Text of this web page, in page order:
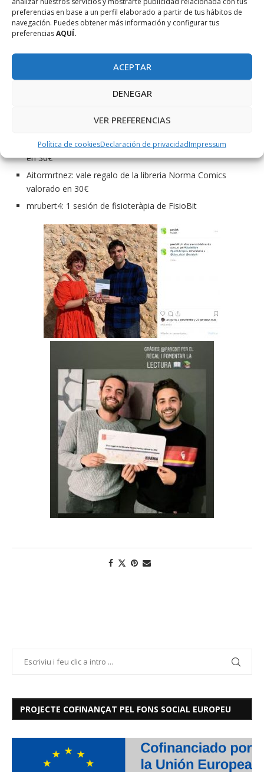
preferencias en base a un perfil elaborado a partir de tus hábitos de
navegación. Puedes obtener más información y configurar tus
preferenciasAQUÍ.
ACEPTAR
DENEGAR
VER PREFERENCIAS
Política de cookiesDeclaración de privacidadImpressum
Con motivo del concurso organizado por la Fundación Bit por
el Día del Libro a través de sus redes sociales (Twitter,
sorteo entre todos los comentarios publicados y que ha
tenido como ganadores los siguientes participantes :
blau_alice: 1 ejemplar del libro «Cine Ludens. 50 diálogos
stelarh: vale regalo de la libreria Norma Comics valorado
en 30€
Aitormrtnez: vale regalo de la libreria Norma Comics
valorado en 30€
mrubert4: 1 sesión de fisioteràpia de FisioBit
PROJECTE COFINANÇAT PEL FONS SOCIAL EUROPEU